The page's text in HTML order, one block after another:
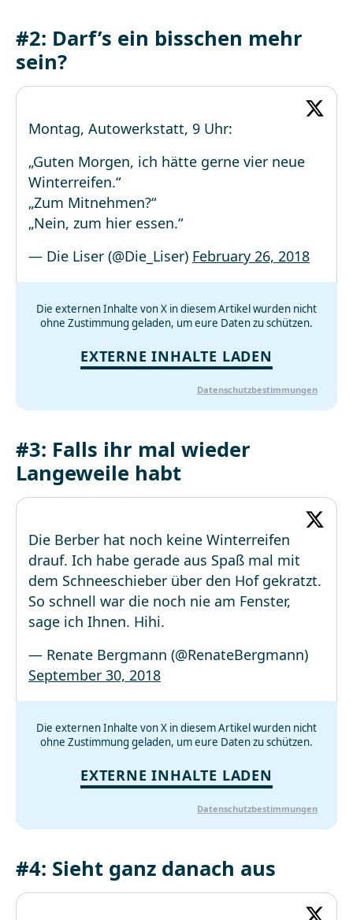
#2: Darf’s ein bisschen mehr
sein?
Montag, Autowerkstatt, 9 Uhr:
„Guten Morgen, ich hätte gerne vier neue
Winterreifen.“
„Zum Mitnehmen?“
„Nein, zum hier essen.“
— Die Liser (@Die_Liser) February 26, 2018
Die externen Inhalte von X in diesem Artikel wurden nicht
ohne Zustimmung geladen, um eure Daten zu schützen.
EXTERNE INHALTE LADEN
Datenschutzbestimmungen
#3: Falls ihr mal wieder
Langeweile habt
Die Berber hat noch keine Winterreifen
drauf. Ich habe gerade aus Spaß mal mit
dem Schneeschieber über den Hof gekratzt.
So schnell war die noch nie am Fenster,
sage ich Ihnen. Hihi.
— Renate Bergmann (@RenateBergmann)
September 30, 2018
Die externen Inhalte von X in diesem Artikel wurden nicht
ohne Zustimmung geladen, um eure Daten zu schützen.
EXTERNE INHALTE LADEN
Datenschutzbestimmungen
#4: Sieht ganz danach aus